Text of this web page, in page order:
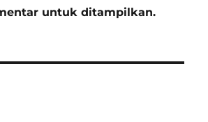
untuk ditampilkan.